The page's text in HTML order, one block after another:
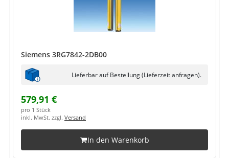
Siemens 3RG7842-2DB00
Lieferbar auf Bestellung (Lieferzeit anfragen).
579,91 €
pro 1 Stück
inkl. MwSt. zzgl. Versand
In den Warenkorb